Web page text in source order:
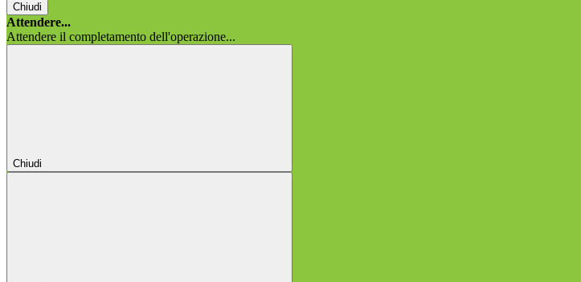
Chiudi
Attendere...
Attendere il completamento dell'operazione...
Chiudi